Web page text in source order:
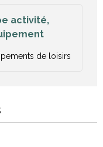
activité,
de loisirs